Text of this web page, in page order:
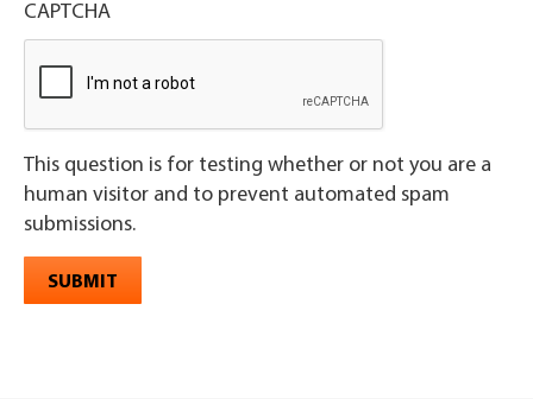
CAPTCHA
This question is for testing whether or not you are a
human visitor and to prevent automated spam
submissions.
SUBMIT